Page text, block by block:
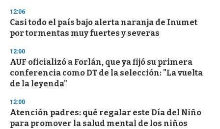
12:06
Casi todo el país bajo alerta naranja de Inumet
por tormentas muy fuertes y severas
12:00
AUF oficializó a Forlán, que ya fijó su primera
conferencia como DT de la selección: "La vuelta
de la leyenda"
12:00
Atención padres: qué regalar este Día del Niño
para promover la salud mental de los niños